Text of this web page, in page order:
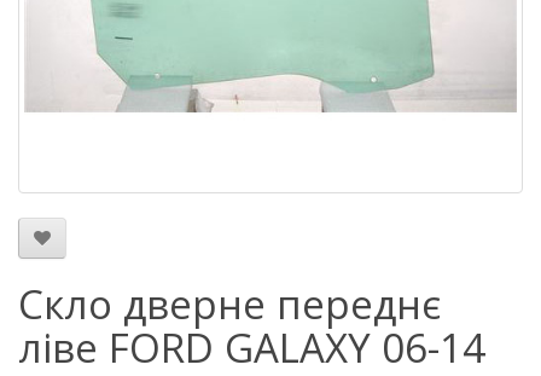
Скло дверне переднє
ліве FORD GALAXY 06-14